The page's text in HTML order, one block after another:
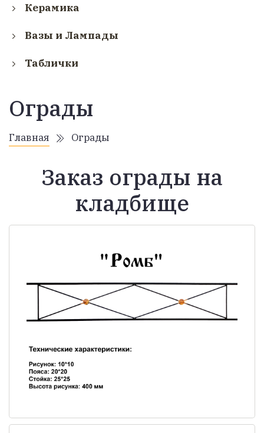
Керамика
Вазы и Лампады
Таблички
Ограды
Главная Ограды
Заказ ограды на
кладбище